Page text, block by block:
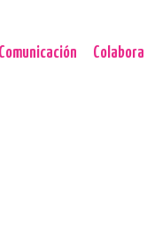
Comunicación Colabora